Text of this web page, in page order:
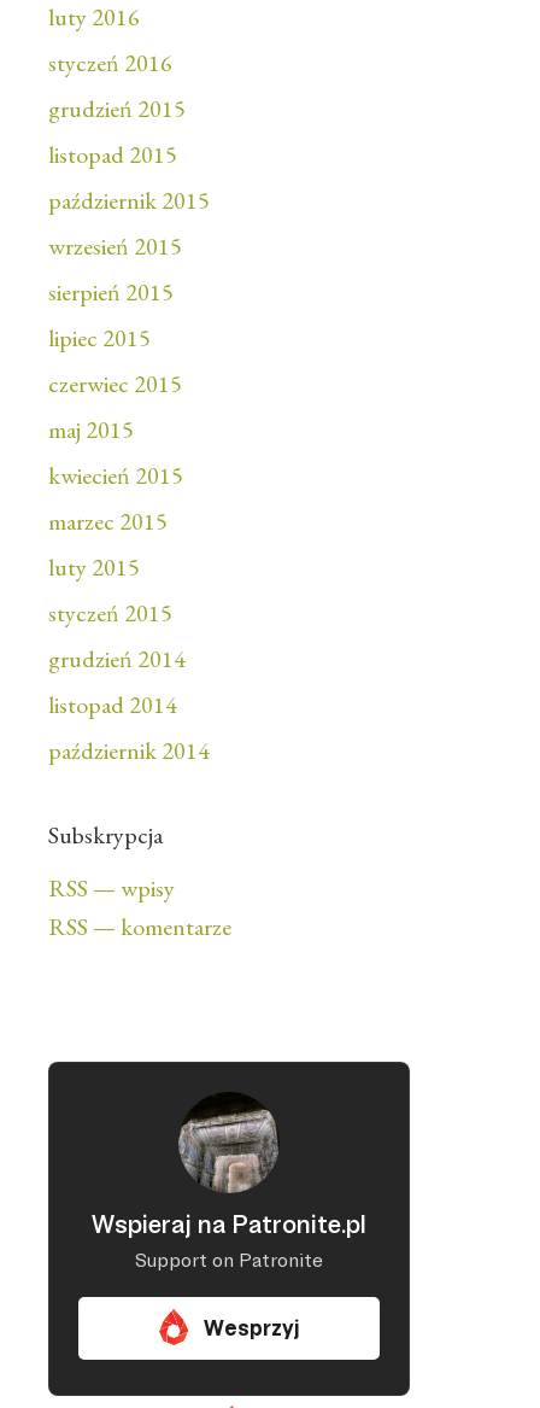
luty 2016
styczeń 2016
grudzień 2015
listopad 2015
październik 2015
wrzesień 2015
sierpień 2015
lipiec 2015
czerwiec 2015
maj 2015
kwiecień 2015
marzec 2015
luty 2015
styczeń 2015
grudzień 2014
listopad 2014
październik 2014
Subskrypcja
RSS — wpisy
RSS — komentarze